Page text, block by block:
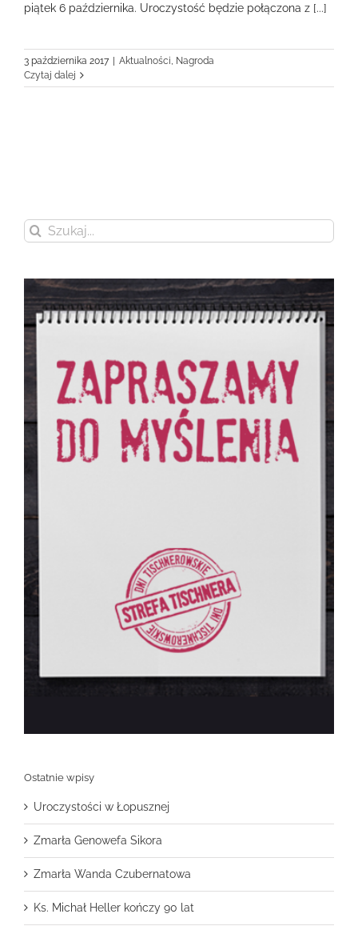
piątek 6 października. Uroczystość będzie połączona z [...]
3 października 2017 Aktualności, Nagroda
Czytaj dalej
Szukaj
Ostatnie wpisy
Uroczystości w Łopusznej
Zmarła Genowefa Sikora
Zmarła Wanda Czubernatowa
Ks. Michał Heller kończy 90 lat